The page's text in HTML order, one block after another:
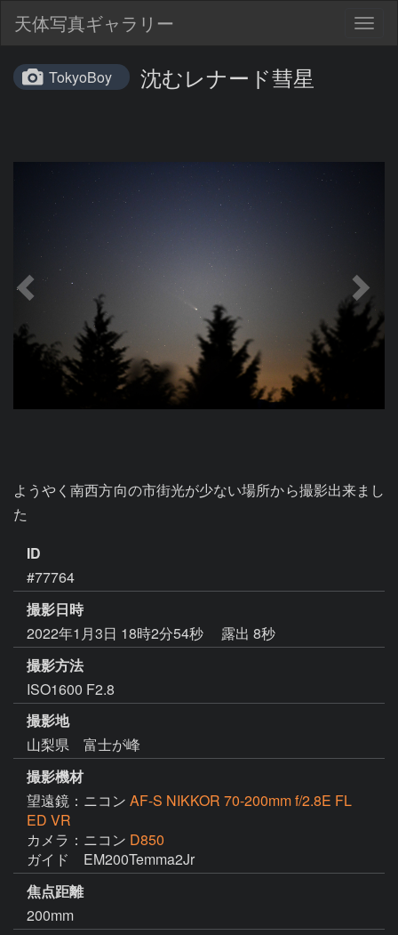
天体写真ギャラリー
TokyoBoy 沈むレナード彗星
ようやく南西方向の市街光が少ない場所から撮影出来まし
た
ID
#77764
撮影日時
2022年1月3日 18時2分54秒
露出 8秒
撮影方法
ISO1600 F2.8
撮影地
山梨県 富士が峰
撮影機材
望遠鏡：ニコン AF-S NIKKOR 70-200mm f/2.8E FL
ED VR
カメラ：ニコン D850
ガイド　EM200Temma2Jr
焦点距離
200mm